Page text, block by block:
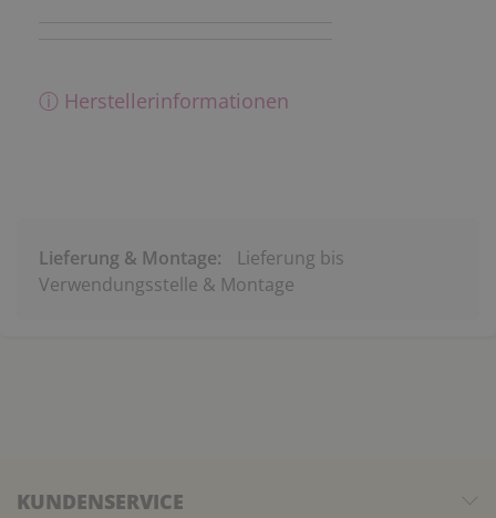
ⓘ Herstellerinformationen
Lieferung & Montage:
Lieferung bis
Verwendungsstelle & Montage
KUNDENSERVICE